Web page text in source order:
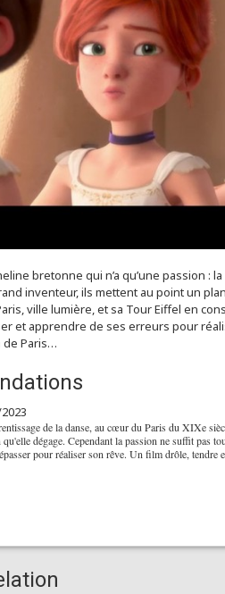
bretonne qui n’a qu’une passion :
inventeur, ils mettent au point un
ville lumière, et sa Tour Eiffel en
et apprendre de ses erreurs pour
de Paris…
de la danse, au cœur du Paris du XIXe
dégage. Cependant la passion ne suffit pas
pour réaliser son rêve. Un film drôle,